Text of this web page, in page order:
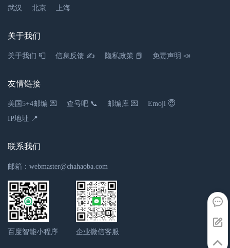
武汉 北京 上海
关于我们
关于我们 📮 信息反馈 ✍ 隐私政策 📕 免责声明 📣
友情链接
美国5+4邮编 💌 查号吧 📞 邮编库 💌
Emoji 😇
IP地址 📍
联系我们
邮箱：webmaster@chahaoba.com
百度智能小程序 企业微信客服